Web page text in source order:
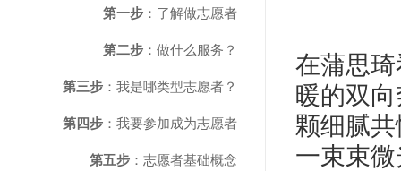
第一步 ：了解做志愿者
第二步 ：做什么服务？
第三步 ：我是哪类型志愿者？
第四步 ：我要参加成为志愿者
第五步 ：志愿者基础概念
在蒲思
暖的双
颗细腻
一束束